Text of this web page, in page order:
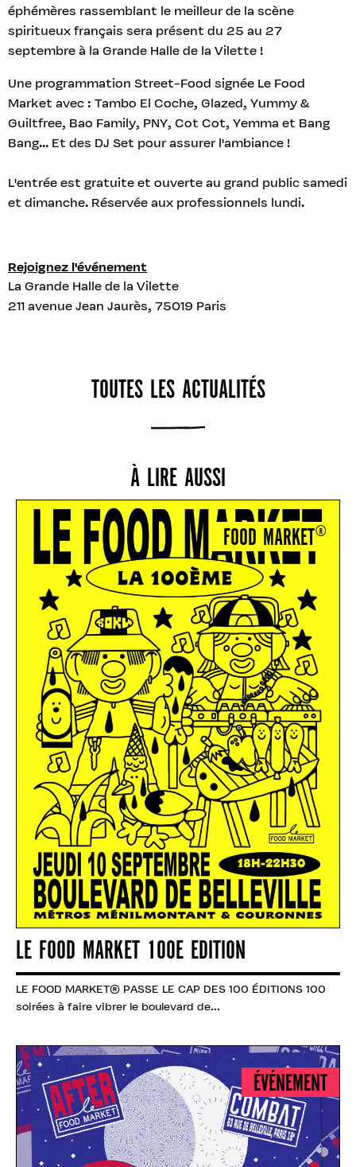
éphémères rassemblant le meilleur de la scène
spiritueux français sera présent du 25 au 27
septembre à la Grande Halle de la Vilette !
Une programmation Street-Food signée Le Food
Market avec : Tambo El Coche, Glazed, Yummy &
Guiltfree, Bao Family, PNY, Cot Cot, Yemma et Bang
Bang... Et des DJ Set pour assurer l'ambiance !
L'entrée est gratuite et ouverte au grand public samedi
et dimanche. Réservée aux professionnels lundi.
Rejoignez l'événement
La Grande Halle de la Vilette
211 avenue Jean Jaurès, 75019 Paris
TOUTES LES ACTUALITÉS
À LIRE AUSSI
LE FOOD MARKET 100E EDITION
LE FOOD MARKET® PASSE LE CAP DES 100 ÉDITIONS 100
soirées à faire vibrer le boulevard de...
FOOD MARKET®
ÉVÉNEMENT